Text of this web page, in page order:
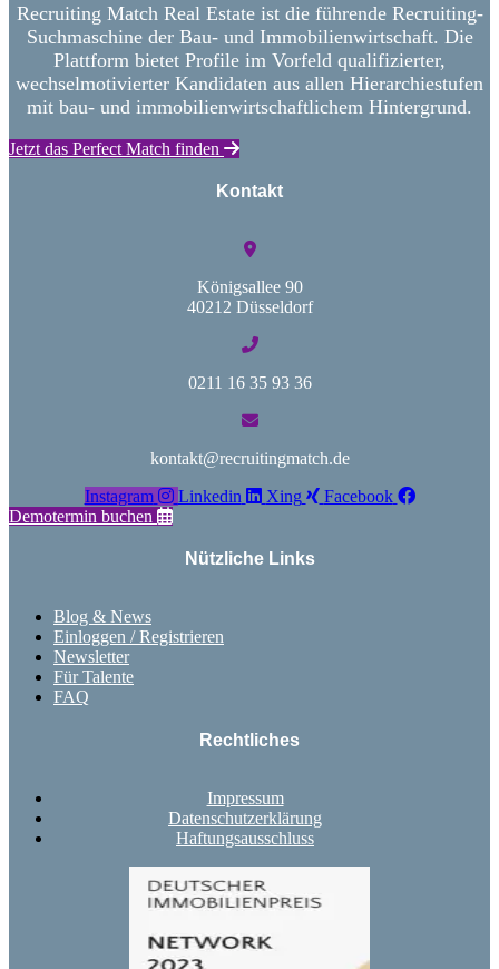
Recruiting Match Real Estate ist die führende Recruiting-
Suchmaschine der Bau- und Immobilienwirtschaft. Die
Plattform bietet Profile im Vorfeld qualifizierter,
wechselmotivierter Kandidaten aus allen Hierarchiestufen
mit bau- und immobilienwirtschaftlichem Hintergrund.
Jetzt das Perfect Match finden
Kontakt
Königsallee 90
40212 Düsseldorf
0211 16 35 93 36
kontakt@recruitingmatch.de
Instagram
Linkedin Xing
Facebook
Demotermin buchen
Nützliche Links
Blog & News
Einloggen / Registrieren
Newsletter
Für Talente
FAQ
Rechtliches
Impressum
Datenschutzerklärung
Haftungsausschluss